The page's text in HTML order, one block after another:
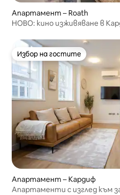
Апартамент – Roath
НОВО: кино изживяване в
Избор на гостите
Избор на гостите
Апартамент – Кардиф
Апартаменти с изглед към